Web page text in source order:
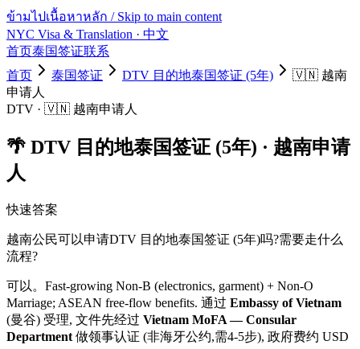
ข้ามไปเนื้อหาหลัก / Skip to main content
NYC Visa & Translation · 中文
首页泰国签证联系
首页
泰国签证 DTV 目的地泰国签证 (5年) 🇻🇳 越南
申请人
DTV · 🇻🇳 越南申请人
🌴 DTV 目的地泰国签证 (5年) · 越南申请
人
快速答案
越南公民可以申请DTV 目的地泰国签证 (5年)吗?需要走什么
流程?
可以。 Fast-growing Non-B (electronics, garment) + Non-O
Marriage; ASEAN free-flow benefits. 通过 Embassy of Vietnam
(曼谷) 受理, 文件先经过 Vietnam MoFA — Consular
Department 做领事认证 (非海牙公约,需4-5步), 政府费约 USD